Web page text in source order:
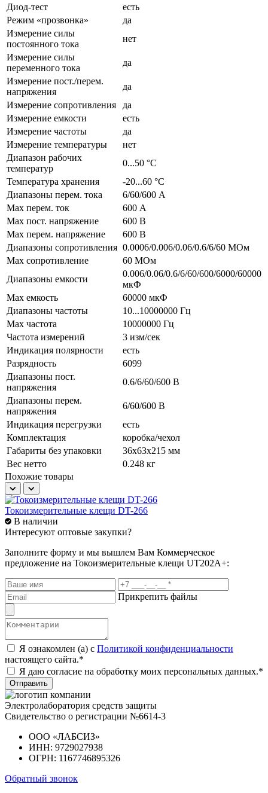
Диод-тест
есть
Режим «прозвонка»
да
Измерение силы
постоянного тока
нет
Измерение силы
переменного тока
да
Измерение пост./перем.
напряжения
да
Измерение сопротивления
да
Измерение емкости
есть
Измерение частоты
да
Измерение температуры
нет
Диапазон рабочих
температур
0...50 °С
Температура хранения
-20...60 °С
Диапазоны перем. тока
6/60/600 А
Max перем. ток
600 А
Max пост. напряжение
600 В
Max перем. напряжение
600 В
Диапазоны сопротивления 0.0006/0.006/0.06/0.6/6/60 МОм
Max сопротивление
60 МОм
Диапазоны емкости
0.006/0.06/0.6/6/60/600/6000/60000
мкФ
Max емкость
60000 мкФ
Диапазоны частоты
10...10000000 Гц
Max частота
10000000 Гц
Частота измерений
3 изм/сек
Индикация полярности
есть
Разрядность
6099
Диапазоны пост.
напряжения
0.6/6/60/600 В
Диапазоны перем.
напряжения
6/60/600 В
Индикация перегрузки
есть
Комплектация
коробка/чехол
Габариты без упаковки
36х63х215 мм
Вес нетто
0.248 кг
Похожие товары
Токоизмерительные клещи DT-266
В наличии
Интересуют оптовые закупки?
Заполните форму и мы вышлем Вам Коммерческое
предложение на Токоизмерительные клещи UT202A+:
Прикрепить файлы
Я ознакомлен (а) с Политикой конфиденциальности
настоящего сайта.*
Я даю согласие на обработку моих персональных данных.*
Отправить
Электролаборатория средств защиты
Свидетельство о регистрации №6614-3
ООО «ЛАБСИЗ»
ИНН: 9729027938
ОГРН: 1167746895326
Обратный звонок